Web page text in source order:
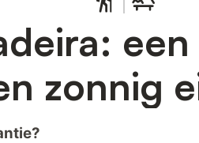
zonnig